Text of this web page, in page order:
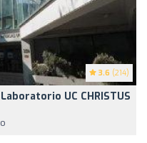
3.6 (214)
UC CHRISTUS